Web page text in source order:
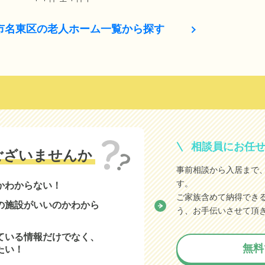
名東区の老人ホーム一覧から探す
いませんか
からない！
施設がいいのかわから
る情報だけでなく、
！
相談員にお任
事前相談から入居まで
す。
ご家族含めて納得でき
う、お手伝いさせて頂
無